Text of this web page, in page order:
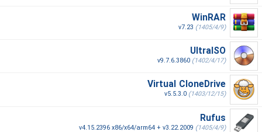
WinRAR
v7.23 (1405/4/9)
UltraISO
v9.7.6.3860 (1402/4/17)
Virtual CloneDrive
v5.5.3.0 (1403/12/15)
Rufus
v4.15.2396 x86/x64/arm64 + v3.22.2009 (1405/4/9)